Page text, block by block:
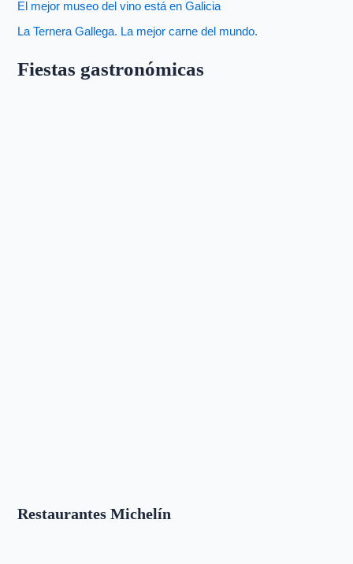
El mejor museo del vino está en Galicia
La Ternera Gallega. La mejor carne del mundo.
Fiestas gastronómicas
Restaurantes Michelín